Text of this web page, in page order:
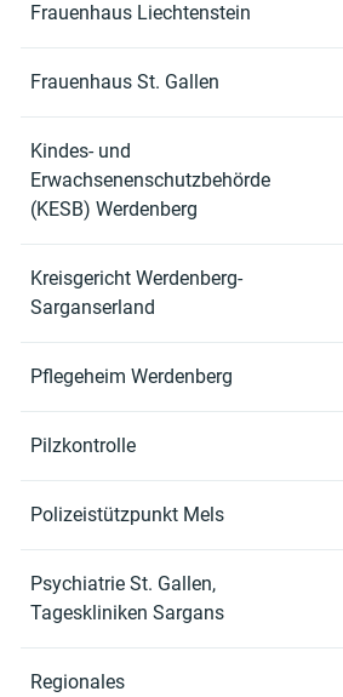
Frauenhaus Liechtenstein
Frauenhaus St. Gallen
Kindes- und
Erwachsenenschutzbehörde
(KESB) Werdenberg
Kreisgericht Werdenberg-
Sarganserland
Pflegeheim Werdenberg
Pilzkontrolle
Polizeistützpunkt Mels
Psychiatrie St. Gallen,
Tageskliniken Sargans
Regionales